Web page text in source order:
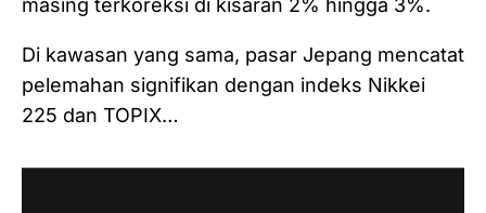
Di kawasan yang sama, pasar Jepang mencatat
pelemahan signifikan dengan indeks Nikkei
225 dan TOPIX…